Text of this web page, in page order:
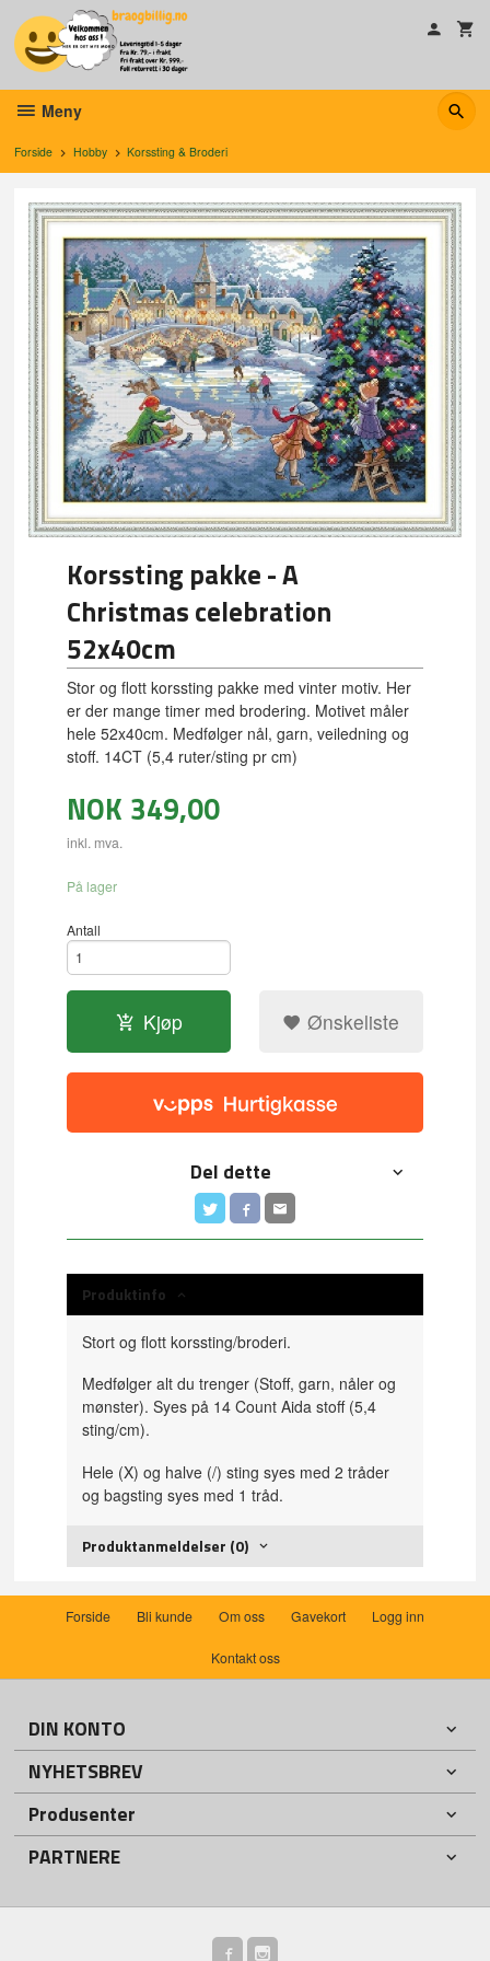
innholdet
Meny
Forside Hobby Korssting & Broderi
Korssting pakke - A
Christmas celebration
52x40cm
Stor og flott korssting pakke med vinter motiv. Her
er der mange timer med brodering. Motivet måler
hele 52x40cm. Medfølger nål, garn, veiledning og
stoff. 14CT (5,4 ruter/sting pr cm)
NOK 349,00
inkl. mva.
På lager
Antall
Kjøp Ønskeliste
Del dette
Produktinfo
Stort og flott korssting/broderi.
Medfølger alt du trenger (Stoff, garn, nåler og
mønster). Syes på 14 Count Aida stoff (5,4
sting/cm).
Hele (X) og halve (/) sting syes med 2 tråder
og bagsting syes med 1 tråd.
Produktanmeldelser (0)
Forside Bli kunde Om oss Gavekort Logg inn
Kontakt oss
DIN KONTO
NYHETSBREV
Produsenter
PARTNERE